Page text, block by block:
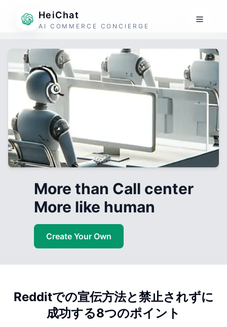
HeiChat
AI COMMERCE CONCIERGE
More than Call center
More like human
Create Your Own
Redditでの宣伝方法と禁止されずに
成功する8つのポイント